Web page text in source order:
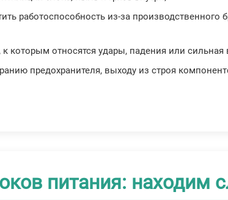
работоспособность из-за производственного
которым относятся удары, падения или сильная
предохранителя, выходу из строя
питания: находим